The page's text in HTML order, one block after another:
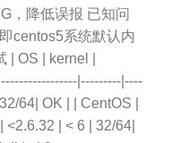
，降低误报 已知问
centos5系统默认内
| OS | kernel |
|---------|----
64| OK | | CentOS |
| < 6 | 32/64|